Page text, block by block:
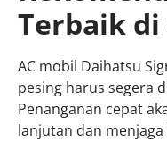
Terbaik di
AC mobil Daihatsu
pesing harus segera
Penanganan cepat
lanjutan dan